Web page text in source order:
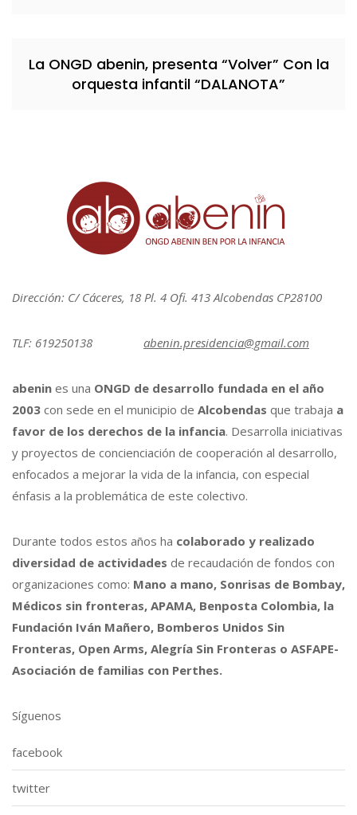
La ONGD abenin, presenta “Volver” Con la
orquesta infantil “DALANOTA”
Dirección: C/ Cáceres, 18 Pl. 4 Ofi. 413 Alcobendas CP28100
TLF: 619250138 abenin.presidencia@gmail.com
abenin es una ONGD de desarrollo fundada en el año
2003 con sede en el municipio de Alcobendas que trabaja a
favor de los derechos de la infancia. Desarrolla iniciativas
y proyectos de concienciación de cooperación al desarrollo,
enfocados a mejorar la vida de la infancia, con especial
énfasis a la problemática de este colectivo.
Durante todos estos años ha colaborado y realizado
diversidad de actividades de recaudación de fondos con
organizaciones como: Mano a mano, Sonrisas de Bombay,
Médicos sin fronteras, APAMA, Benposta Colombia, la
Fundación Iván Mañero, Bomberos Unidos Sin
Fronteras, Open Arms, Alegría Sin Fronteras o ASFAPE-
Asociación de familias con Perthes.
Síguenos
facebook
twitter